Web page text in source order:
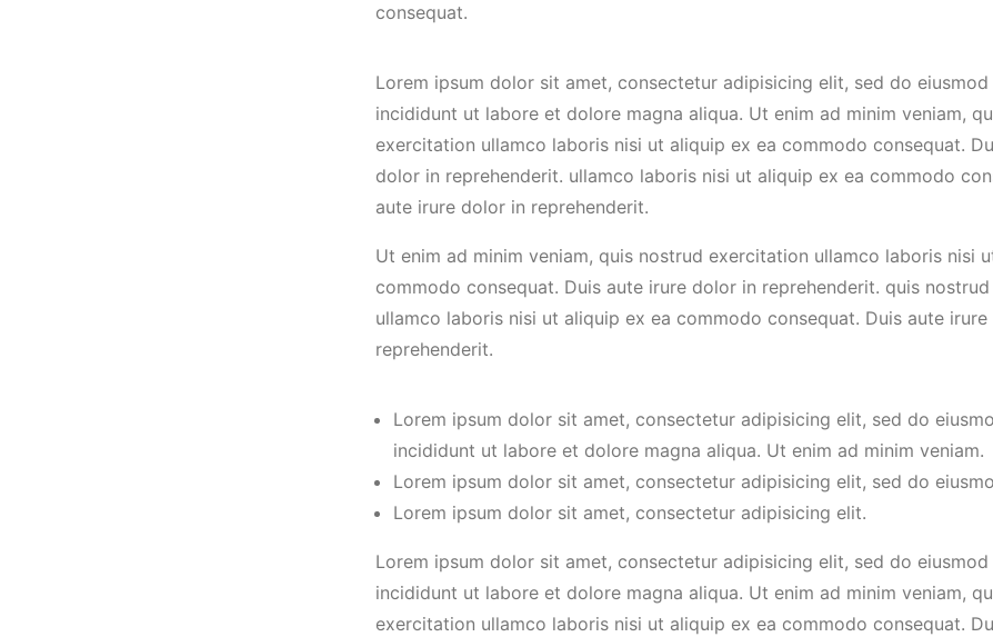
consequat.
Lorem ipsum dolor sit amet, consectetur adipisicing elit, sed do
incididunt ut labore et dolore magna aliqua. Ut enim ad minim veniam,
exercitation ullamco laboris nisi ut aliquip ex ea commodo consequat.
dolor in reprehenderit. ullamco laboris nisi ut aliquip ex ea commodo
aute irure dolor in reprehenderit.
Ut enim ad minim veniam, quis nostrud exercitation ullamco laboris nisi
commodo consequat. Duis aute irure dolor in reprehenderit. quis
ullamco laboris nisi ut aliquip ex ea commodo consequat. Duis aute
reprehenderit.
Lorem ipsum dolor sit amet, consectetur adipisicing elit, sed do
incididunt ut labore et dolore magna aliqua. Ut enim ad minim veniam.
Lorem ipsum dolor sit amet, consectetur adipisicing elit, sed do
Lorem ipsum dolor sit amet, consectetur adipisicing elit.
Lorem ipsum dolor sit amet, consectetur adipisicing elit, sed do
incididunt ut labore et dolore magna aliqua. Ut enim ad minim veniam,
exercitation ullamco laboris nisi ut aliquip ex ea commodo consequat.